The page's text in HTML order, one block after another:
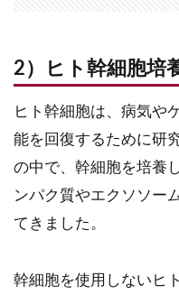
2）ヒト幹細胞培
ヒト幹細胞は、病気や
能を回復するために研
の中で、幹細胞を培養
ンパク質やエクソソー
てきました。
幹細胞を使用しないヒ